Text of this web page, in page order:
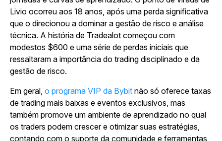
Livio ocorreu aos 18 anos, após uma perda significativa
que o direcionou a dominar a gestão de risco e análise
técnica. A história de Tradealot começou com
modestos $600 e uma série de perdas iniciais que
ressaltaram a importância do trading disciplinado e da
gestão de risco.
Em geral, o programa VIP da Bybit não só oferece taxas
de trading mais baixas e eventos exclusivos, mas
também promove um ambiente de aprendizado no qual
os traders podem crescer e otimizar suas estratégias,
contando com o suporte da comunidade e ferramentas